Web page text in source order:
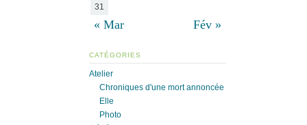
« Mar Fév »
31
CATÉGORIES
Atelier
Chroniques d'une mort annoncée
Elle
Photo